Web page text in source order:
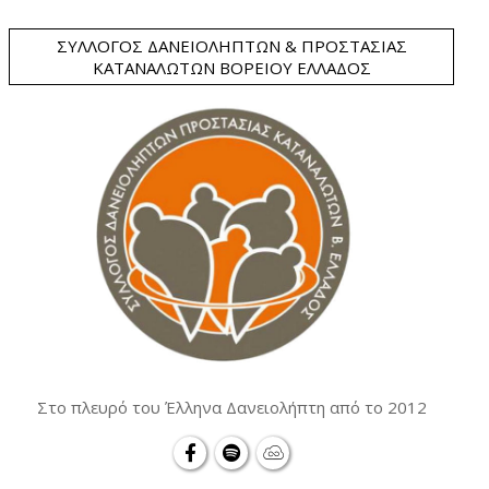
ΣΎΛΛΟΓΟΣ ΔΑΝΕΙΟΛΗΠΤΏΝ & ΠΡΟΣΤΑΣΊΑΣ
ΚΑΤΑΝΑΛΩΤΏΝ ΒΟΡΕΊΟΥ ΕΛΛΆΔΟΣ
Στο πλευρό του Έλληνα Δανειολήπτη από το 2012